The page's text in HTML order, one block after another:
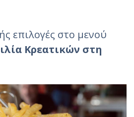
επιλογές στο μενού
Κρεατικών στη